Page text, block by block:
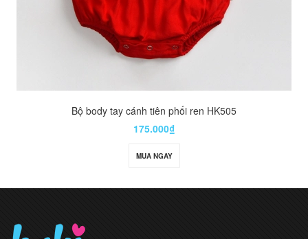
Bộ body tay cánh tiên phối ren HK505
175.000₫
MUA NGAY